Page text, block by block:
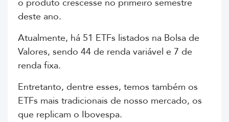
o produto crescesse no primeiro semestre
deste ano.
Atualmente, há 51 ETFs listados na Bolsa de
Valores, sendo 44 de renda variável e 7 de
renda fixa.
Entretanto, dentre esses, temos também os
ETFs mais tradicionais de nosso mercado, os
que replicam o Ibovespa.